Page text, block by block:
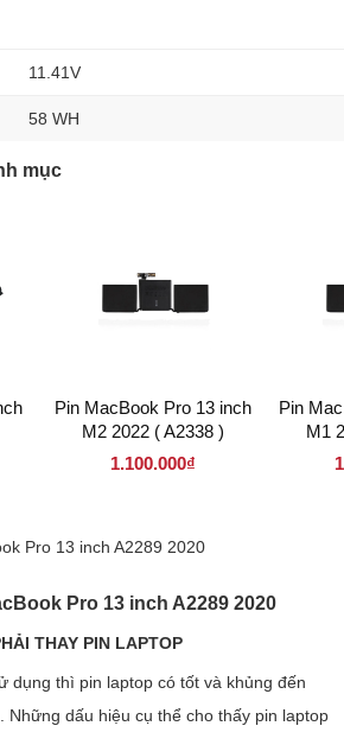
11.41V
58 WH
mục
Pin MacBook Pro 13 inch
M2 2022 ( A2338 )
1.100.000₫
Pin
M1
Pro 13 inch A2289 2020
Pro 13 inch A2289 2020
THAY PIN LAPTOP
dụng thì pin laptop có tốt và khủng đến
Những dấu hiệu cụ thể cho thấy pin laptop